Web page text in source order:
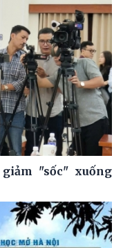
"sốc" xuống